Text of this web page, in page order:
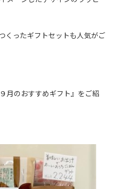
くったギフトセットも人気がご
月のおすすめギフト』をご紹